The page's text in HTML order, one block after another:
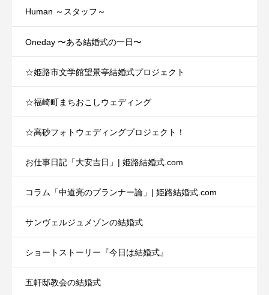
Human ～スタッフ～
Oneday 〜ある結婚式の一日〜
☆姫路市文学館望景亭結婚式プロジェクト
☆福崎町まちおこしウェディング
☆高砂フォトウェディングプロジェクト！
お仕事日記「大安吉日」| 姫路結婚式.com
コラム「中道亮のプランナー論」| 姫路結婚式.com
サンヴェルジュメゾンの結婚式
ショートストーリー『今日は結婚式』
五軒邸教会の結婚式